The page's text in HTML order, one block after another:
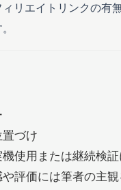
リエイトリンクの有
づけ
使用または継続検
評価には筆者の主